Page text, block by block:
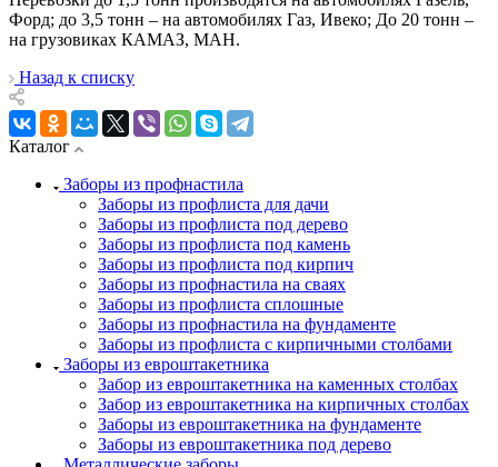
Форд; до 3,5 тонн – на автомобилях Газ, Ивеко; До 20 тонн –
на грузовиках КАМАЗ, МАН.
Назад к списку
Каталог
Заборы из профнастила
Заборы из профлиста для дачи
Заборы из профлиста под дерево
Заборы из профлиста под камень
Заборы из профлиста под кирпич
Заборы из профнастила на сваях
Заборы из профлиста сплошные
Заборы из профнастила на фундаменте
Заборы из профлиста с кирпичными столбами
Заборы из евроштакетника
Забор из евроштакетника на каменных столбах
Забор из евроштакетника на кирпичных столбах
Заборы из евроштакетника на фундаменте
Заборы из евроштакетника под дерево